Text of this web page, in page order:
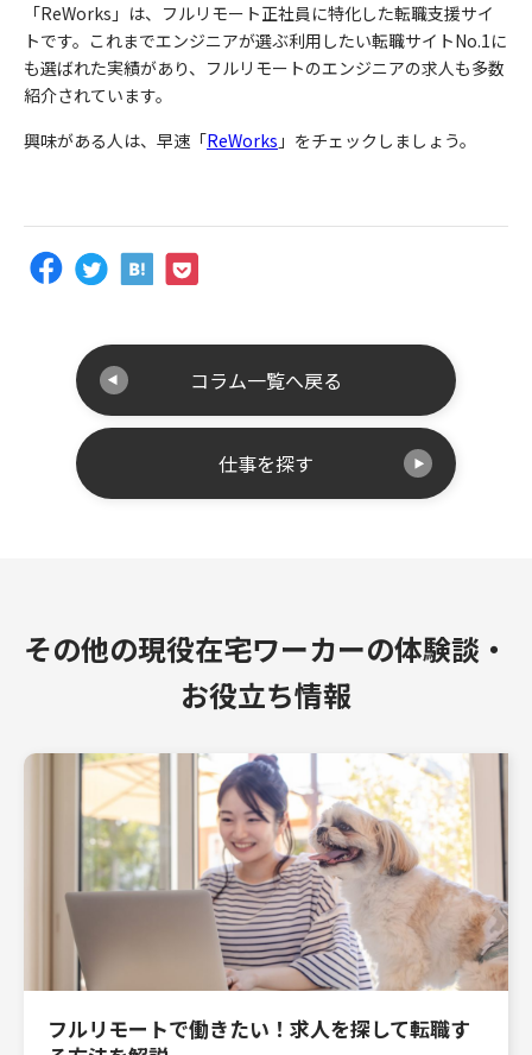
「ReWorks 」は、フルリモート正社員に特化した転職支援サイ
トです。これまでエンジニアが選ぶ利用したい転職サイトNo.1に
も選ばれた実績があり、フルリモートのエンジニアの求人も多数
紹介されています。
興味がある人は、早速「ReWorks 」をチェックしましょう。
コラム一覧へ戻る
仕事を探す
その他の現役在宅ワーカーの体験談・
お役立ち情報
フルリモートで働きたい！求人を探して転職す